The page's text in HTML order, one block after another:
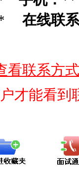
在线联
看联系方
才能看到